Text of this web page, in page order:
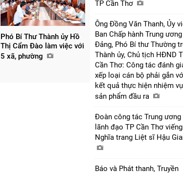
Phó Bí Thư Thành ủy Hồ
Thị Cẩm Đào làm việc với
5 xã, phường
TP Cần Thơ
Ông Đồng Văn Thanh, Ủy
Ban Chấp hành Trung ương
Đảng, Phó Bí thư Thường
Thành ủy, Chủ tịch HĐND
Cần Thơ: Công tác đánh
xếp loại cán bộ phải gắn
kết quả thực hiện nhiệm
sản phẩm đầu ra
Đoàn công tác Trung ương
lãnh đạo TP Cần Thơ viếng
Nghĩa trang Liệt sĩ Hậu
Báo và Phát thanh, Truyền